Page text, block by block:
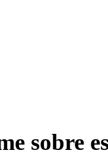
sobre